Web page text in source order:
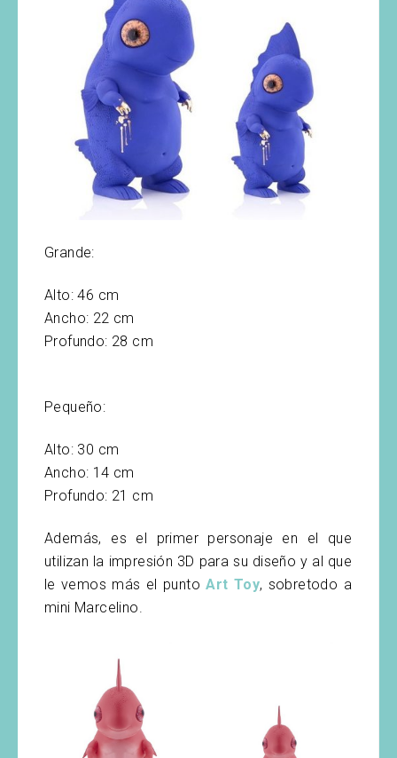
Grande:
Alto: 46 cm
Ancho: 22 cm
Profundo: 28 cm
Pequeño:
Alto: 30 cm
Ancho: 14 cm
Profundo: 21 cm
Además, es el primer personaje en el que
utilizan la impresión 3D para su diseño y al que
le vemos más el puntoArt Toy, sobretodo a
mini Marcelino.